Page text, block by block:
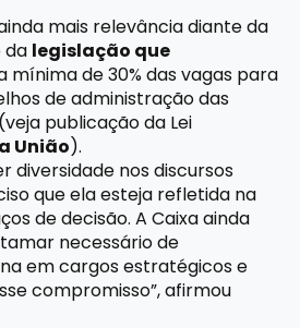
mais relevância diante da
da legislação que
mínima de 30% das vagas para
de administração das
publicação da Lei
União).
diversidade nos discursos
que ela esteja refletida na
de decisão. A Caixa ainda
necessário de
em cargos estratégicos e
compromisso”, afirmou